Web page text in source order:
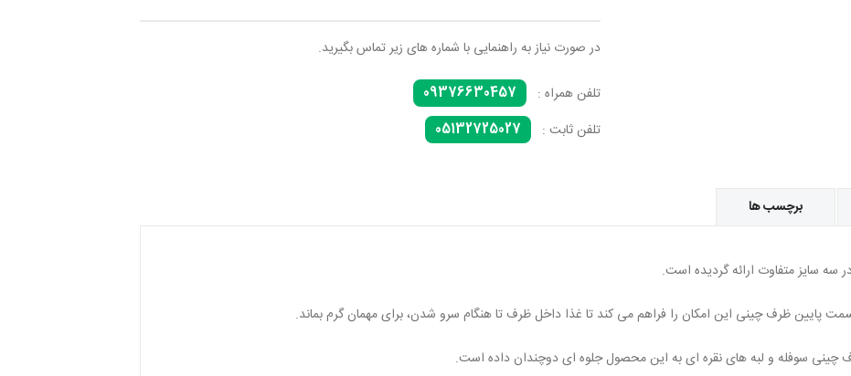
در صورت نیاز به راهنمایی با شماره های زیر تماس بگیرید.
تلفن همراه :
09376630457
تلفن ثابت :
05132725027
برچسب ها
سایز متفاوت ارائه گردیده است.
پایین ظرف چینی این امکان را فراهم می کند تا غذا داخل ظرف تا هنگام سرو شدن، برای مهمان گرم بماند.
سوفله و لبه های نقره ای به این محصول جلوه ای دوچندان داده است.